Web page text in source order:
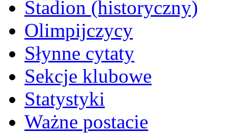
Stadion (historyczny)
Olimpijczycy
Słynne cytaty
Sekcje klubowe
Statystyki
Ważne postacie